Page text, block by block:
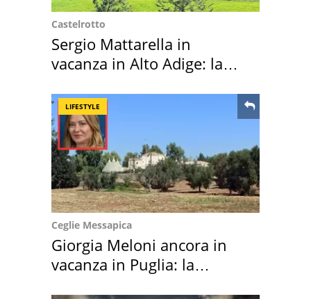
Castelrotto
Sergio Mattarella in
vacanza in Alto Adige: la
LIFESTYLE
Ceglie Messapica
Giorgia Meloni ancora in
vacanza in Puglia: la